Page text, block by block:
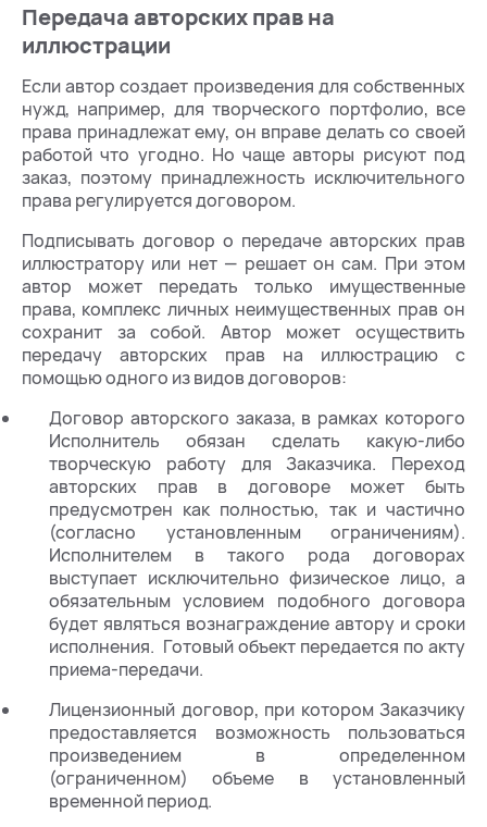
Передача авторских прав на
иллюстрации
Если автор создает произведения для собственных
нужд, например, для творческого портфолио, все
права принадлежат ему, он вправе делать со своей
работой что угодно. Но чаще авторы рисуют под
заказ, поэтому принадлежность исключительного
права регулируется договором.
Подписывать договор о передаче авторских прав
иллюстратору или нет — решает он сам. При этом
автор может передать только имущественные
права, комплекс личных неимущественных прав он
сохранит за собой. Автор может осуществить
передачу авторских прав на иллюстрацию с
помощью одного из видов договоров:
Договор авторского заказа, в рамках которого
Исполнитель обязан сделать какую-либо
творческую работу для Заказчика. Переход
авторских прав в договоре может быть
предусмотрен как полностью, так и частично
(согласно установленным ограничениям).
Исполнителем в такого рода договорах
выступает исключительно физическое лицо, а
обязательным условием подобного договора
будет являться вознаграждение автору и сроки
исполнения. Готовый объект передается по акту
приема-передачи.
Лицензионный договор, при котором Заказчику
предоставляется возможность пользоваться
произведением в определенном
(ограниченном) объеме в установленный
временной период.